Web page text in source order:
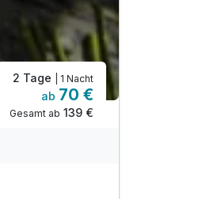
2 Tage | 1 Nacht
ab 70 €
Gesamt ab 139 €